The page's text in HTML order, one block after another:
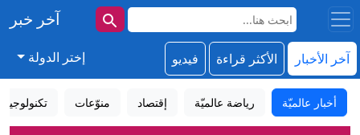
آخر خبر
آخر الأخبار الأكثر قراءة فيديو إختر الدولة
أخبار عالميّة رياضة عالميّة إقتصاد منوّعات تكنولوجيا